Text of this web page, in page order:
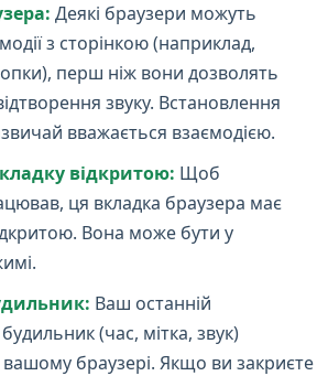
Деякі браузери можуть
з сторінкою (наприклад,
перш ніж вони дозволять
звуку. Встановлення
вважається взаємодією.
відкритою: Щоб
ця вкладка браузера має
Вона може бути у
Ваш останній
(час, мітка, звук)
вашому браузері. Якщо ви закриєте